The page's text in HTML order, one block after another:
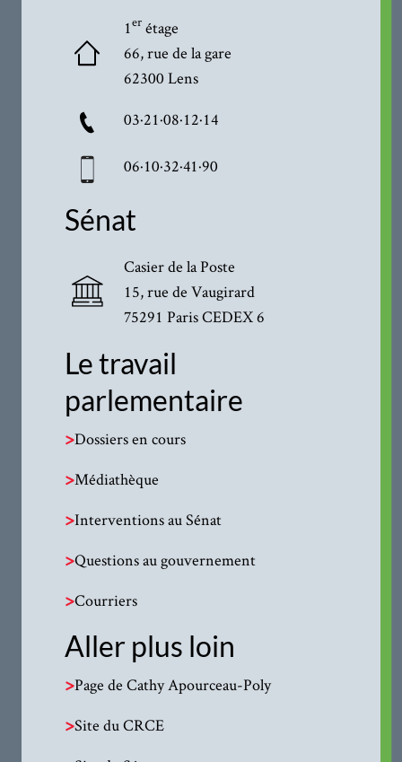
1erétage
66, rue de la gare
62300 Lens
03·21·08·12·14
06·10·32·41·90
Sénat
Casier de la Poste
15, rue de Vaugirard
75291 Paris CEDEX 6
Le travail
parlementaire
>Dossiers en cours
>Médiathèque
>Interventions au Sénat
>Questions au gouvernement
>Courriers
Aller plus loin
>Page de Cathy Apourceau-Poly
>Site du CRCE